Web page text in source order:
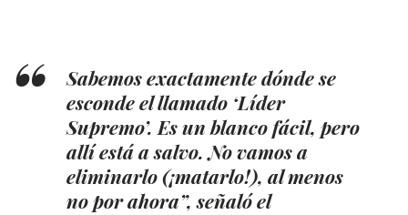
Sabemos exactamente dónde se
esconde el llamado ‘Líder
Supremo’. Es un blanco fácil, pero
allí está a salvo. No vamos a
eliminarlo (¡matarlo!), al menos
no por ahora”, señaló el